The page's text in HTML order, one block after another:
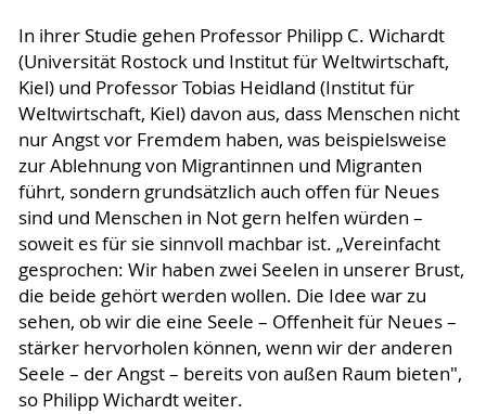
In ihrer Studie gehen Professor Philipp C. Wichardt
(Universität Rostock und Institut für Weltwirtschaft,
Kiel) und Professor Tobias Heidland (Institut für
Weltwirtschaft, Kiel) davon aus, dass Menschen nicht
nur Angst vor Fremdem haben, was beispielsweise
zur Ablehnung von Migrantinnen und Migranten
führt, sondern grundsätzlich auch offen für Neues
sind und Menschen in Not gern helfen würden –
soweit es für sie sinnvoll machbar ist. „Vereinfacht
gesprochen: Wir haben zwei Seelen in unserer Brust,
die beide gehört werden wollen. Die Idee war zu
sehen, ob wir die eine Seele – Offenheit für Neues –
stärker hervorholen können, wenn wir der anderen
Seele – der Angst – bereits von außen Raum bieten",
so Philipp Wichardt weiter.